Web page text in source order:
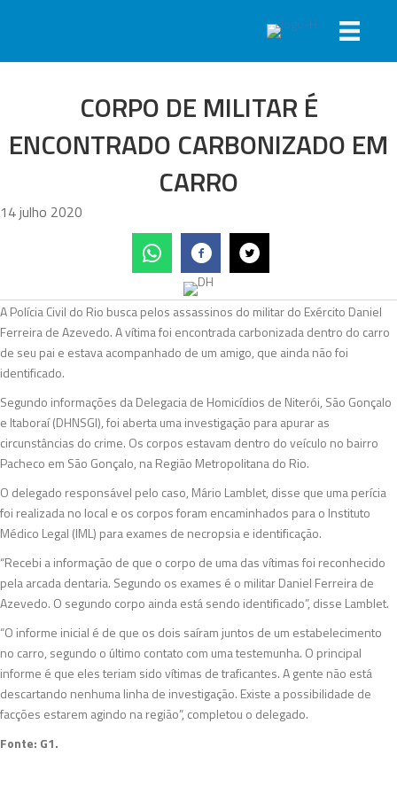
CORPO DE MILITAR É
ENCONTRADO CARBONIZADO EM
CARRO
14 julho 2020
A Polícia Civil do Rio busca pelos assassinos do militar do Exército Daniel
Ferreira de Azevedo. A vítima foi encontrada carbonizada dentro do carro
de seu pai e estava acompanhado de um amigo, que ainda não foi
identificado.
Segundo informações da Delegacia de Homicídios de Niterói, São Gonçalo
e Itaboraí (DHNSGI), foi aberta uma investigação para apurar as
circunstâncias do crime. Os corpos estavam dentro do veículo no bairro
Pacheco em São Gonçalo, na Região Metropolitana do Rio.
O delegado responsável pelo caso, Mário Lamblet, disse que uma perícia
foi realizada no local e os corpos foram encaminhados para o Instituto
Médico Legal (IML) para exames de necropsia e identificação.
“Recebi a informação de que o corpo de uma das vítimas foi reconhecido
pela arcada dentaria. Segundo os exames é o militar Daniel Ferreira de
Azevedo. O segundo corpo ainda está sendo identificado”, disse Lamblet.
“O informe inicial é de que os dois saíram juntos de um estabelecimento
no carro, segundo o último contato com uma testemunha. O principal
informe é que eles teriam sido vítimas de traficantes. A gente não está
descartando nenhuma linha de investigação. Existe a possibilidade de
facções estarem agindo na região”, completou o delegado.
Fonte: G1.